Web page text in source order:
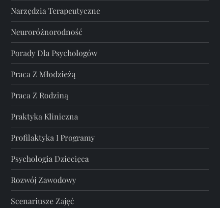
Narzędzia Terapeutyczne
Neuroróżnorodność
Porady Dla Psychologów
Praca Z Młodzieżą
Praca Z Rodziną
Praktyka Kliniczna
Profilaktyka I Programy
Psychologia Dziecięca
Rozwój Zawodowy
Scenariusze Zajęć